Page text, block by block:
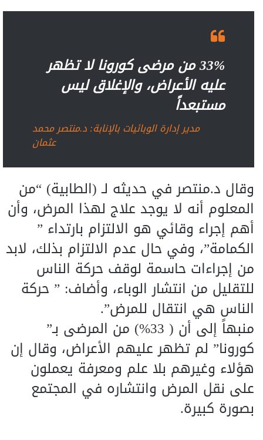
33% من مرضى كورونا لا تظهر
عليه الأعراض، والإغلاق ليس
مستبعداً
مدير إدارة الوبائيات بالإنابة: د.منتصر محمد
عثمان
وقال د.منتصر في حديثه لـ (الطابية) “من
المعلوم أنه لا يوجد علاج لهذا المرض، وأن
أهم إجراء وقائي هو الالتزام بارتداء ”
الكمامة”، وفي حال عدم الالتزام بذلك، لابد
من إجراءات حاسمة لوقف حركة الناس
للتقليل من انتشار الوباء، وأضاف: ” حركة
الناس هي انتقال للمرض”.
منبهاً إلى أن ( 33%) من المرضى بـ”
كورونا” لم تظهر عليهم الأعراض، وقال إن
هؤلاء وغيرهم بلا علم ومعرفة يعملون
على نقل المرض وانتشاره في المجتمع
بصورة كبيرة.